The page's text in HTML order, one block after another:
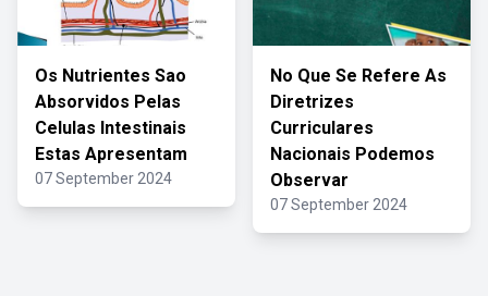
Os Nutrientes Sao
Absorvidos Pelas
Celulas Intestinais
Estas Apresentam
07 September 2024
No Que Se Refere As
Diretrizes
Curriculares
Nacionais Podemos
Observar
07 September 2024